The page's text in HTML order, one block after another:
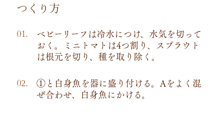
つくり方
ベビーリーフは冷水につけ、水気を切って
おく。ミニトマトは4つ割り、スプラウト
は根元を切り、種を取り除く。
①と白身魚を器に盛り付ける。Aをよく混
ぜ合わせ、白身魚にかける。